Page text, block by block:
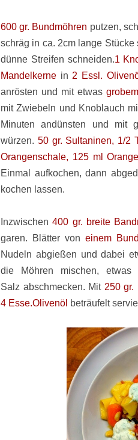
600 gr. Bundmöhren putzen,
schräg in ca. 2cm lange
dünne Streifen schneiden.1
Mandelkerne in2 Essl.
anrösten und mit etwas
mit Zwiebeln und Knoblauch
Minuten andünsten und mit
würzen. 50 gr. Sultaninen, 1/2
Orangenschale, 125 ml
Einmal aufkochen, dann
kochen lassen.
Inzwischen400 gr. breite
garen. Blätter von einem
Nudeln abgießen und dabei
die Möhren mischen, etwas
Salz abschmecken. Mit 250 gr.
4 Esse.Olivenöl beträufelt